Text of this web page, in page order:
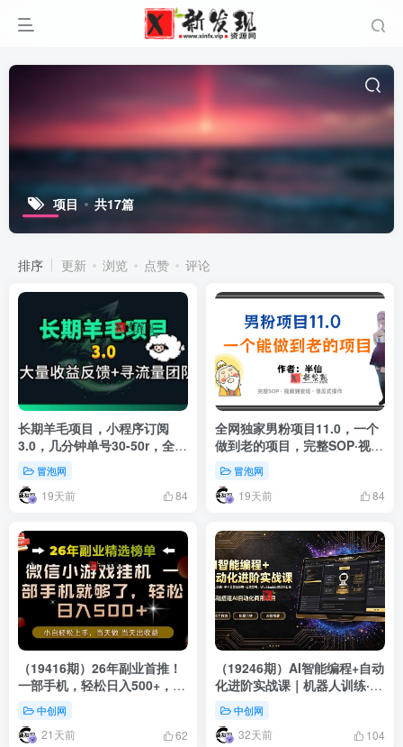
项目 共17篇
排序 更新 浏览 点赞 评论
长期羊毛项目，小程序订阅
3.0，几分钟单号30-50r，全自
动项目，被动收益
冒泡网
19天前 84
全网独家男粉项目11.0，一个
做到老的项目，完整SOP·视频
到变现·傻瓜式操作
冒泡网
19天前 84
（19416期）26年副业首推！
一部手机，轻松日入500+，真
正的落地项目，错过真的亏大
了！中创网
21天前 62
（19246期）AI智能编程+自动
化进阶实战课｜机器人训练·多
平台自动发布·云端部署，
Workbuddy商用项目全流程
教学
中创网
32天前 104